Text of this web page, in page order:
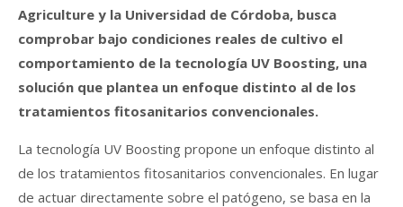
Agriculture y la Universidad de Córdoba, busca
comprobar bajo condiciones reales de cultivo el
comportamiento de la tecnología UV Boosting, una
solución que plantea un enfoque distinto al de los
tratamientos fitosanitarios convencionales.
La tecnología UV Boosting propone un enfoque distinto al
de los tratamientos fitosanitarios convencionales. En lugar
de actuar directamente sobre el patógeno, se basa en la